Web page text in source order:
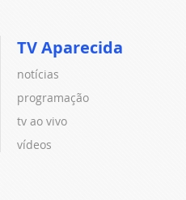
TV Aparecida
notícias
programação
tv ao vivo
vídeos